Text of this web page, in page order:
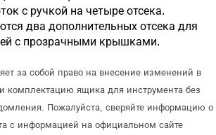
с ручкой на четыре отсека.
два дополнительных отсека для
с прозрачными крышками.
за собой право на внесение изменений в
комплектацию ящика для инструмента без
Пожалуйста, сверяйте информацию о
с информацией на официальном сайте